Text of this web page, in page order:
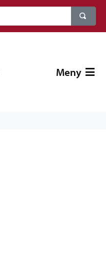
Meny